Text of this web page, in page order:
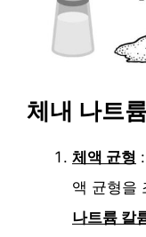
체내 나트
체액 균형
액 균형을
나트륨 칼